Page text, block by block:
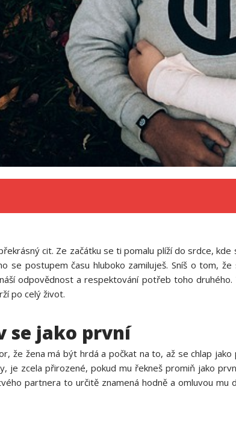
cit. Ze začátku se ti pomalu plíží do srdce,
se postupem času hluboko zamiluješ. Sníš o tom,
odpovědnost a respektování potřeb toho
po celý život.
se jako první
že žena má být hrdá a počkat na to, až se chlap
je zcela přirozené, pokud mu řekneš promiň jako
partnera to určitě znamená hodně a omluvou mu